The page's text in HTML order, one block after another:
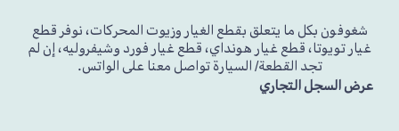
شغوفون بكل ما يتعلق بقطع الغيار وزيوت المحركات، نوفر قطع
غيار تويوتا، قطع غيار هونداي، قطع غيار فورد وشيفروليه، إن لم
تجد القطعة/ السيارة تواصل معنا على الواتس.
عرض السجل التجاري